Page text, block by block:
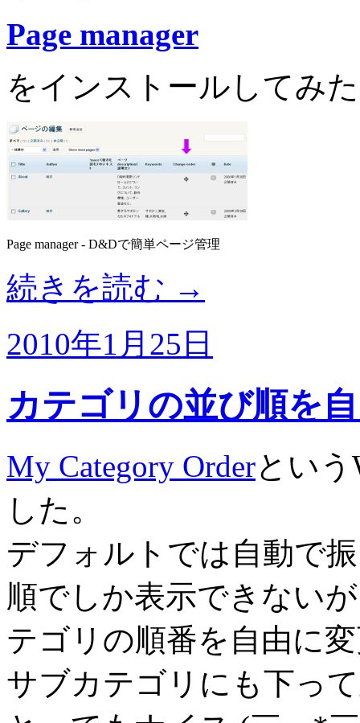
Page manager
をインストールしてみ
Page manager - D&Dで簡単ページ管理
続きを読む →
2010年1月25日
カテゴリの並び順を
My Category Orderという
した。
デフォルトでは自動で
順でしか表示できない
テゴリの順番を自由に
サブカテゴリにも下っ